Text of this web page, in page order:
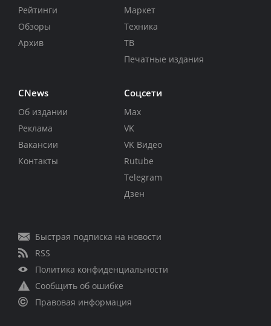
Рейтинги
Обзоры
Архив
Маркет
Техника
ТВ
Печатные издания
CNews
Об издании
Реклама
Вакансии
Контакты
Соцсети
Max
VK
VK Видео
Rutube
Telegram
Дзен
Быстрая подписка на новости
RSS
Политика конфиденциальности
Сообщить об ошибке
Правовая информация